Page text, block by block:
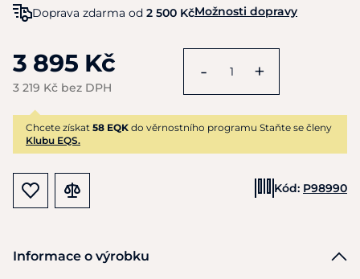
Doprava zdarma od 2 500 KčMožnosti dopravy
3 895 Kč
3 219 Kč bez DPH
- +
Chcete získat 58 EQK do věrnostního programu Staňte se členy
Klubu EQS.
Kód: P98990
Informace o výrobku